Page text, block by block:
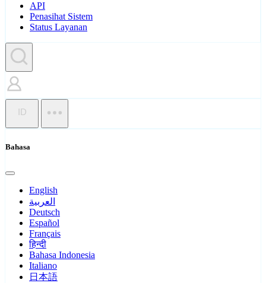
API
Penasihat Sistem
Status Layanan
ID
Bahasa
English
العربية
Deutsch
Español
Français
हिन्दी
Bahasa Indonesia
Italiano
日本語